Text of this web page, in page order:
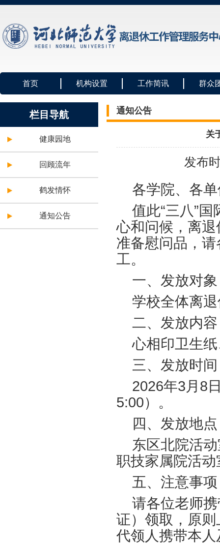
首页 机构设置 工作简讯 群众
栏目导航
健康园地
回顾流年
鹤发情怀
通知公告
通知公告
关
发布
各学院、各
值此“三八”
心和问候，离
准备慰问品，
工。
一、发放对象
学校全体离
二、发放内容
心相印卫生
三、发放时间
2026年3月8
5:00）。
四、发放地点
东区北院活
职技家属院活
五、注意事项
请各位老师
证）领取，原
代领人携带本